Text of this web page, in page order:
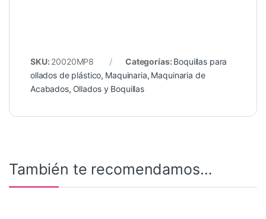
SKU: 20020MP8 Categorías: Boquillas para
ollados de plástico, Maquinaria, Maquinaria de
Acabados, Ollados y Boquillas
También te recomendamos…